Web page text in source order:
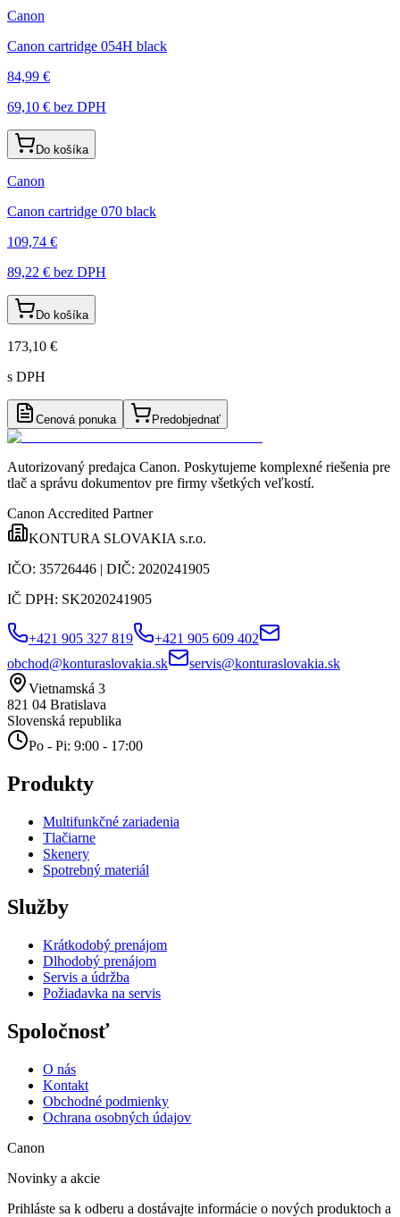
Canon
Canon cartridge 054H black
84,99 €
69,10 € bez DPH
Do košíka
Canon
Canon cartridge 070 black
109,74 €
89,22 € bez DPH
Do košíka
173,10 €
s DPH
Cenová ponuka Predobjednať
Autorizovaný predajca Canon. Poskytujeme komplexné riešenia pre
tlač a správu dokumentov pre firmy všetkých veľkostí.
Canon Accredited Partner
KONTURA SLOVAKIA s.r.o.
IČO: 35726446 | DIČ: 2020241905
IČ DPH: SK2020241905
+421 905 327 819
+421 905 609 402
obchod@konturaslovakia.sk
servis@konturaslovakia.sk
Vietnamská 3
821 04 Bratislava
Slovenská republika
Po - Pi: 9:00 - 17:00
Produkty
Multifunkčné zariadenia
Tlačiarne
Skenery
Spotrebný materiál
Služby
Krátkodobý prenájom
Dlhodobý prenájom
Servis a údržba
Požiadavka na servis
Spoločnosť
O nás
Kontakt
Obchodné podmienky
Ochrana osobných údajov
Canon
Novinky a akcie
Prihláste sa k odberu a dostávajte informácie o nových produktoch a